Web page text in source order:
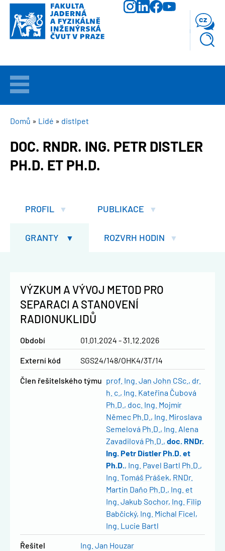
Přejít
hlavnímu
obsahu
VÍTEJTE
UCHAZEČI
STUDIUM
cz
DROBEČKOVÁ
Domů Lidé distlpet
DOC. RNDR. ING. PETR DISTLER
PH.D. ET PH.D.
PROFIL PUBLIKACE
GRANTY ROZVRH HODIN
VÝZKUM A VÝVOJ METOD PRO
SEPARACI A STANOVENÍ
RADIONUKLIDŮ
Období 01.01.2024 - 31.12.2026
Externí kód SGS24/148/OHK4/3T/14
člen řešitelského týmu prof. Ing. Jan John CSc., dr.
h. c.
Ing. Kateřina Čubová
Ph.D.
doc. Ing. Mojmír
Němec Ph.D.
Ing. Miroslava
Semelová Ph.D.
Ing. Alena
Zavadilová Ph.D.
doc. RNDr.
Ing. Petr Distler Ph.D. et
Ph.D.
Ing. Pavel Bartl Ph.D.
Ing. Tomáš Prášek RNDr.
Martin Daňo Ph.D.
Ing. et
Ing. Jakub Sochor Ing. Filip
Babčický Ing. Michal Ficel
Ing. Lucie Bartl
řešitel Ing. Jan Houzar